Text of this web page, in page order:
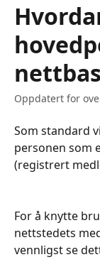
Oppdatert for
Som standard
personen som
(registrert
For å knytte
nettstedets
vennligst se